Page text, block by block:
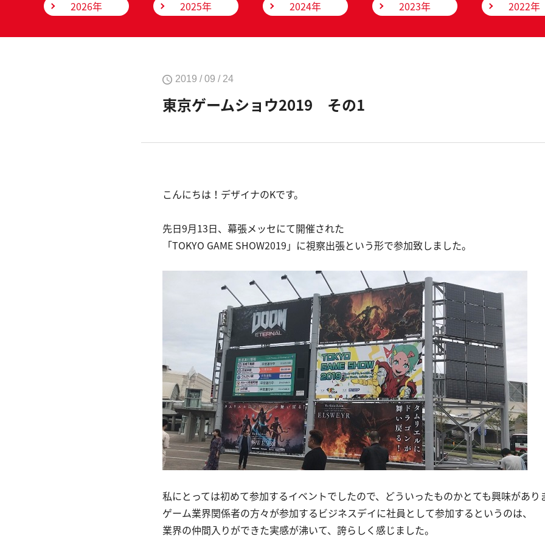
2026年 2025年 2024年 2023年 2022年
2019 / 09 / 24
東京ゲームショウ2019 その1
こんにちは！デザイナのKです。
先日9月13日、幕張メッセにて開催された
「TOKYO GAME SHOW2019」に視察出張という形で参加致しました。
私にとっては初めて参加するイベントでしたので、どういったものかとても興味があり
ゲーム業界関係者の方々が参加するビジネスデイに社員として参加するというのは、
業界の仲間入りができた実感が沸いて、誇らしく感じました。